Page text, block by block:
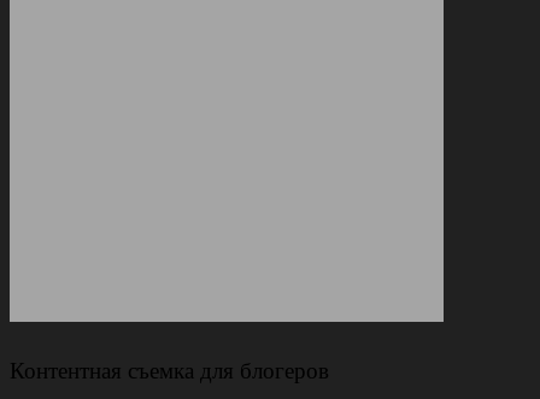
Контентная съемка для блогеров